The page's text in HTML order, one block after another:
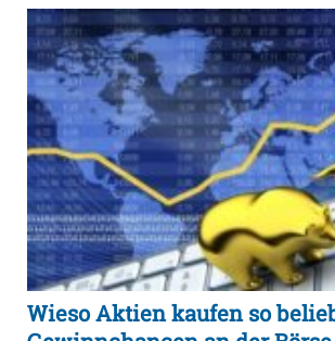
Wieso Aktien kaufen so